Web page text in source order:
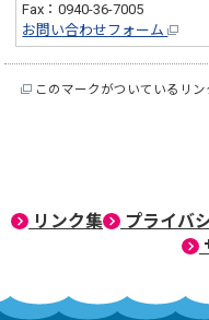
Fax：0940-36-7005
お問い合わせフォーム
このマークがついているリ
リンク集 プライバ